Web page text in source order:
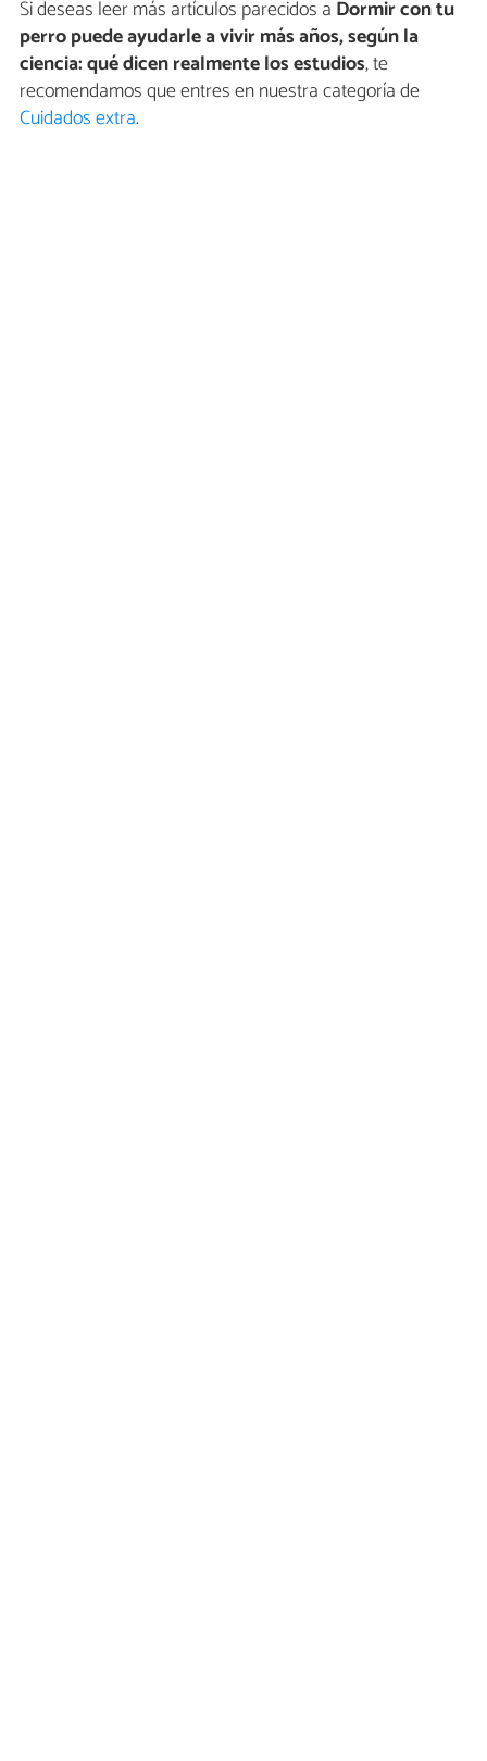
Si deseas leer más artículos parecidos a Dormir con tu
perro puede ayudarle a vivir más años, según la
ciencia: qué dicen realmente los estudios, te
recomendamos que entres en nuestra categoría de
Cuidados extra.